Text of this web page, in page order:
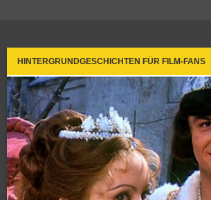
HINTERGRUNDGESCHICHTEN FÜR FILM-FANS